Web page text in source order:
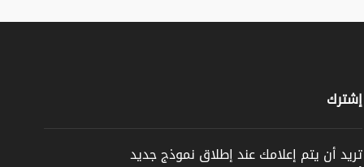
إشترك
تريد أن يتم إعلامك عند إطلاق نموذج جديد